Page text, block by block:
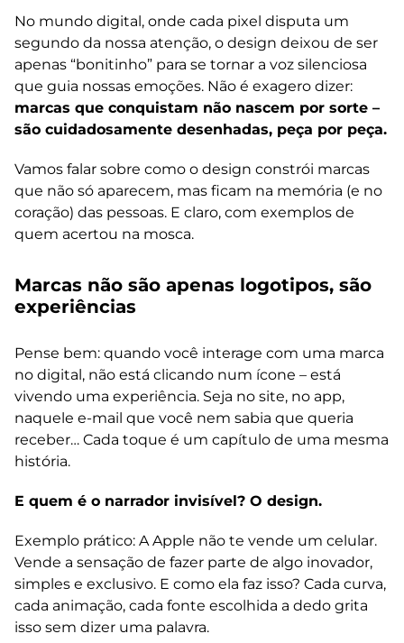
No mundo digital, onde cada pixel disputa um
segundo da nossa atenção, o design deixou de ser
apenas “bonitinho” para se tornar a voz silenciosa
que guia nossas emoções. Não é exagero dizer:
marcas que conquistam não nascem por sorte –
são cuidadosamente desenhadas, peça por peça.
Vamos falar sobre como o design constrói marcas
que não só aparecem, mas ficam na memória (e no
coração) das pessoas. E claro, com exemplos de
quem acertou na mosca.
Marcas não são apenas logotipos, são
experiências
Pense bem: quando você interage com uma marca
no digital, não está clicando num ícone – está
vivendo uma experiência. Seja no site, no app,
naquele e-mail que você nem sabia que queria
receber… Cada toque é um capítulo de uma mesma
história.
E quem é o narrador invisível? O design.
Exemplo prático: A Apple não te vende um celular.
Vende a sensação de fazer parte de algo inovador,
simples e exclusivo. E como ela faz isso? Cada curva,
cada animação, cada fonte escolhida a dedo grita
isso sem dizer uma palavra.